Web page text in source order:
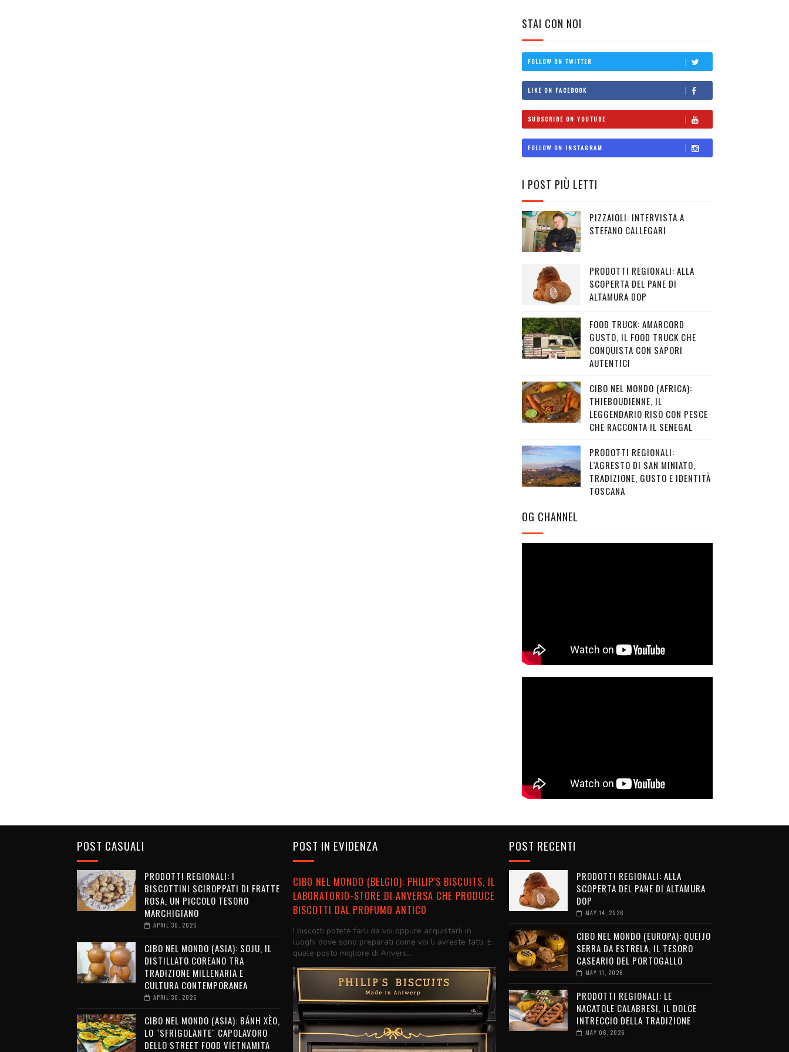
STAI CON NOI
FOLLOW ON TWITTER
LIKE ON FACEBOOK
SUBSCRIBE ON YOUTUBE
FOLLOW ON INSTAGRAM
I POST PIÙ LETTI
PIZZAIOLI: INTERVISTA A
STEFANO CALLEGARI
PRODOTTI REGIONALI: ALLA
SCOPERTA DEL PANE DI
ALTAMURA DOP
FOOD TRUCK: AMARCORD
GUSTO, IL FOOD TRUCK CHE
CONQUISTA CON SAPORI
AUTENTICI
CIBO NEL MONDO (AFRICA):
THIEBOUDIENNE, IL
LEGGENDARIO RISO CON PESCE
CHE RACCONTA IL SENEGAL
PRODOTTI REGIONALI:
L’AGRESTO DI SAN MINIATO,
TRADIZIONE, GUSTO E IDENTITÀ
TOSCANA
OG CHANNEL
POST CASUALI
PRODOTTI REGIONALI: I
BISCOTTINI SCIROPPATI DI FRATTE
ROSA, UN PICCOLO TESORO
MARCHIGIANO
APRIL 30, 2026
CIBO NEL MONDO (ASIA): SOJU, IL
DISTILLATO COREANO TRA
TRADIZIONE MILLENARIA E
CULTURA CONTEMPORANEA
APRIL 30, 2026
CIBO NEL MONDO (ASIA): BÁNH XÈO,
LO "SFRIGOLANTE" CAPOLAVORO
DELLO STREET FOOD VIETNAMITA
POST IN EVIDENZA
CIBO NEL MONDO (BELGIO): PHILIP'S BISCUITS, IL
LABORATORIO-STORE DI ANVERSA CHE PRODUCE
BISCOTTI DAL PROFUMO ANTICO
I biscotti potete farli da voi oppure acquistarli in
luoghi dove sono preparati come voi li avreste fatti. E
quale posto migliore di Anvers...
POST RECENTI
PRODOTTI REGIONALI: ALLA
SCOPERTA DEL PANE DI ALTAMURA
DOP
MAY 14, 2026
CIBO NEL MONDO (EUROPA): QUEIJO
SERRA DA ESTRELA, IL TESORO
CASEARIO DEL PORTOGALLO
MAY 11, 2026
PRODOTTI REGIONALI: LE
NACATOLE CALABRESI, IL DOLCE
INTRECCIO DELLA TRADIZIONE
MAY 06, 2026